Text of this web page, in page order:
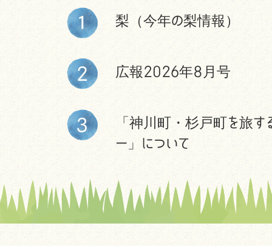
梨（今年の梨情報）
広報2026年8月号
「神川町・杉戸町を旅す
ー」について